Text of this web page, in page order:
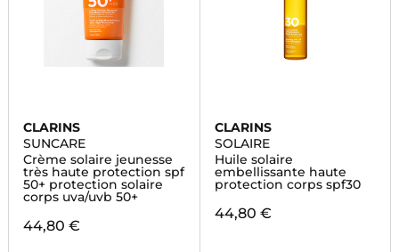
CLARINS
SUNCARE
Crème solaire jeunesse
très haute protection spf
50+ protection solaire
corps uva/uvb 50+
44,80 €
CLARINS
SOLAIRE
Huile solaire
embellissante haute
protection corps spf30
44,80 €